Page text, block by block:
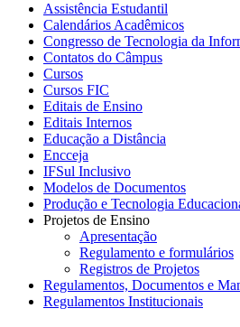
Assistência Estudantil
Calendários Acadêmicos
Congresso de Tecnologia da
Contatos do Câmpus
Cursos
Cursos FIC
Editais de Ensino
Editais Internos
Educação a Distância
Encceja
IFSul Inclusivo
Modelos de Documentos
Produção e Tecnologia
Projetos de Ensino
Apresentação
Regulamento e formulários
Registros de Projetos
Regulamentos, Documentos e
Regulamentos Institucionais